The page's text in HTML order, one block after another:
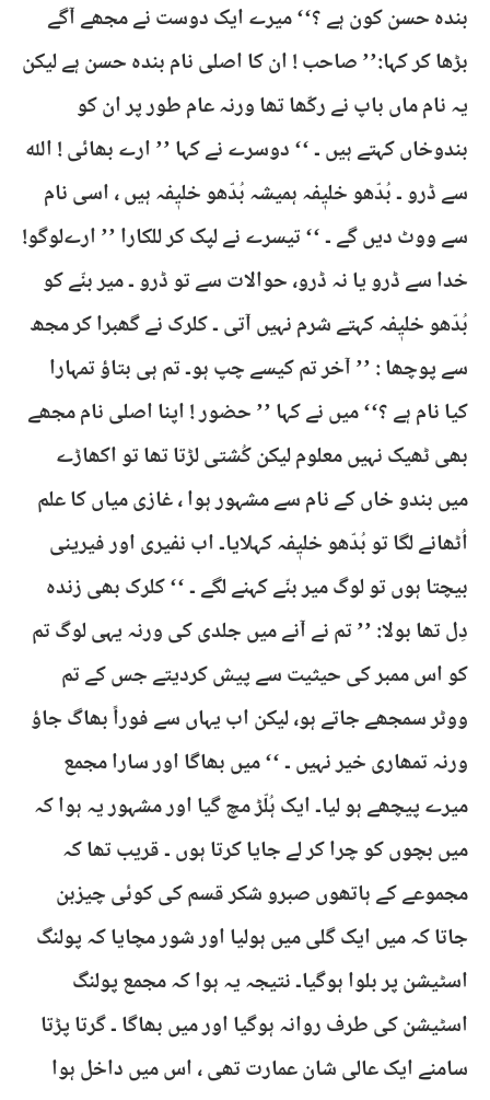
بندہ حسن کون ہے ؟‘‘ میرے ایک دوست نے مجھے آگے
بڑھا کر کہا:’’ صاحب ! ان کا اصلی نام بندہ حسن ہے لیکن
یہ نام ماں باپ نے رکّھا تھا ورنہ عام طور پر ان کو
بندوخاں کہتے ہیں ۔ ‘‘ دوسرے نے کہا ’’ ارے بھائی ! اللہ
سے ڈرو ۔ بُدّھو خلیٖفہ ہمیشہ بُدّھو خلیٖفہ ہیں ، اسی نام
سے ووٹ دیں گے ۔ ‘‘ تیسرے نے لپک کر للکارا ’’ ارےلوگو!
خدا سے ڈرو یا نہ ڈرو، حوالات سے تو ڈرو ۔ میر بنّے کو
بُدّھو خلیٖفہ کہتے شرم نہیں آتی ۔ کلرک نے گھبرا کر مجھ
سے پوچھا : ’’ آخر تم کیسے چپ ہو۔ تم ہی بتاؤ تمہارا
کیا نام ہے ؟‘‘ میں نے کہا ’’ حضور ! اپنا اصلی نام مجھے
بھی ٹھیک نہیں معلوم لیکن کُشتی لڑتا تھا تو اکھاڑے
میں بندو خاں کے نام سے مشہور ہوا ، غازی میاں کا علم
اُٹھانے لگا تو بُدّھو خلیٖفہ کہلایا۔ اب نفیری اور فیرینی
بیچتا ہوں تو لوگ میر بنّے کہنے لگے ۔ ‘‘ کلرک بھی زندہ
دِل تھا بولا: ’’ تم نے آنے میں جلدی کی ورنہ یہی لوگ تم
کو اس ممبر کی حیثیت سے پیش کردیتے جس کے تم
ووٹر سمجھے جاتے ہو، لیکن اب یہاں سے فوراً بھاگ جاؤ
ورنہ تمھاری خیر نہیں ۔ ‘‘ میں بھاگا اور سارا مجمع
میرے پیچھے ہو لیا۔ ایک ہُلّڑ مچ گیا اور مشہور یہ ہوا کہ
میں بچوں کو چرا کر لے جایا کرتا ہوں ۔ قریب تھا کہ
مجموعے کے ہاتھوں صبرو شکر قسم کی کوئی چیزبن
جاتا کہ میں ایک گلی میں ہولیا اور شور مچایا کہ پولنگ
اسٹیشن پر بلوا ہوگیا۔ نتیجہ یہ ہوا کہ مجمع پولنگ
اسٹیشن کی طرف روانہ ہوگیا اور میں بھاگا ۔ گرتا پڑتا
سامنے ایک عالی شان عمارت تھی ، اس میں داخل ہوا